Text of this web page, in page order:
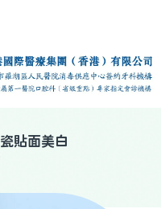
貼面美白